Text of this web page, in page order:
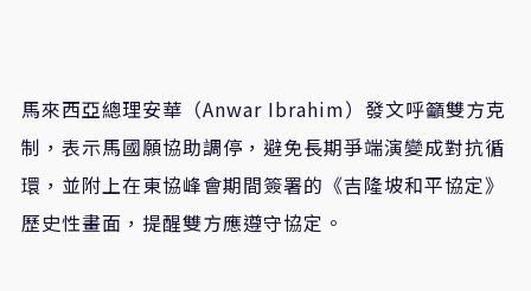
馬來西亞總理安華（Anwar Ibrahim）發文呼籲雙方克
制，表示馬國願協助調停，避免長期爭端演變成對抗循
環，並附上在東協峰會期間簽署的《吉隆坡和平協定》
歷史性畫面，提醒雙方應遵守協定。